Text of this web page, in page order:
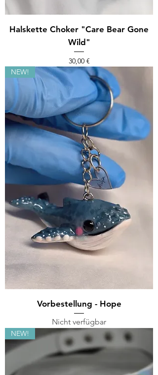
Halskette Choker "Care Bear Gone
Wild"
Preis
30,00 €
NEW!
Vorbestellung - Hope
Nicht verfügbar
NEW!